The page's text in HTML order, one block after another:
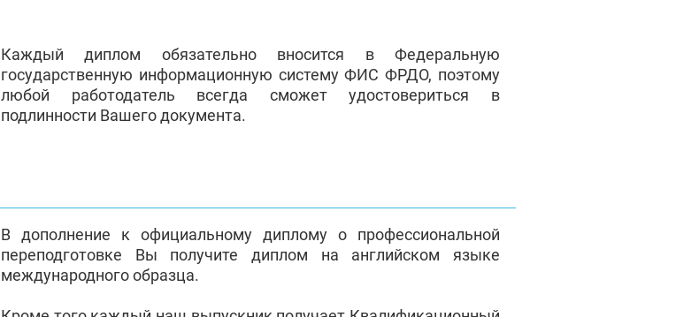
Каждый диплом обязательно вносится в Федеральную
государственную информационную систему ФИС ФРДО, поэтому
любой работодатель всегда сможет удостовериться в
подлинности Вашего документа.
В дополнение к официальному диплому о профессиональной
переподготовке Вы получите диплом на английском языке
международного образца.